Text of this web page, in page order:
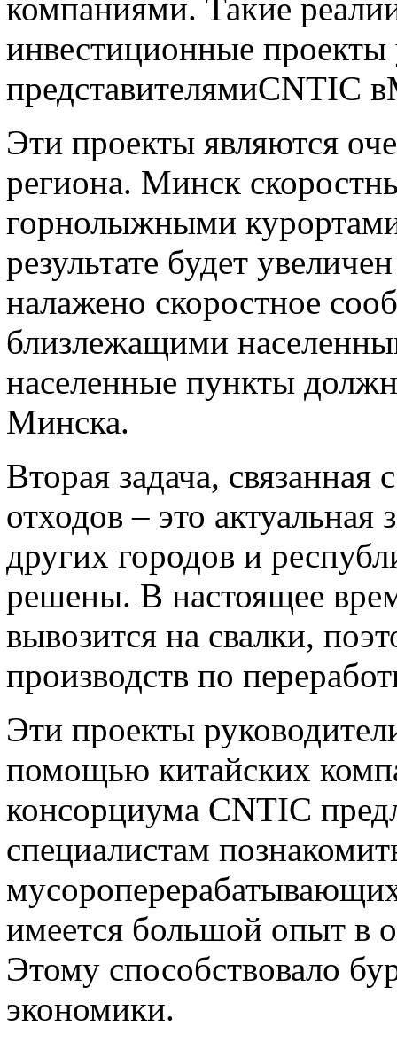
компаниями. Такие
инвестиционные проекты
представителямиCNТIC
Эти проекты являются
региона. Минск
горнолыжными
результате будет
налажено скоростное
близлежащими
населенные пункты
Минска.
Вторая задача,
отходов – это
других городов и
решены. В настоящее
вывозится на свалки,
производств по
Эти проекты
помощью китайских
консорциума CNТIC
специалистам
имеется большой опыт в
Этому способствовало
экономики.